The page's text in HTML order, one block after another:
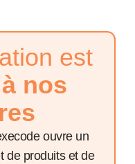
est
nos
ouvre un
de produits et de